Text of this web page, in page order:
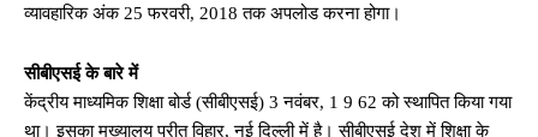
व्यावहारिक अंक 25 फरवरी, 2018 तक अपलोड करना होगा।
सीबीएसई के बारे में
केंद्रीय माध्यमिक शिक्षा बोर्ड (सीबीएसई) 3 नवंबर, 1 9 62 को स्थापित किया गया
था। इसका मुख्यालय प्रीत विहार, नई दिल्ली में है। सीबीएसई देश में शिक्षा के